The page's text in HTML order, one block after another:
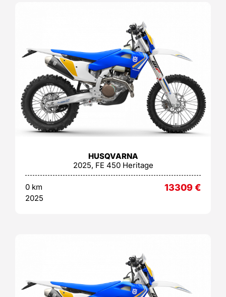
HUSQVARNA
2025, FE 450 Heritage
0 km
2025
13309€